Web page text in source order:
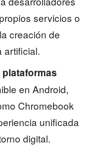
servicios o
creación de
artificial.
en Android,
Chromebook
unificada
digital.